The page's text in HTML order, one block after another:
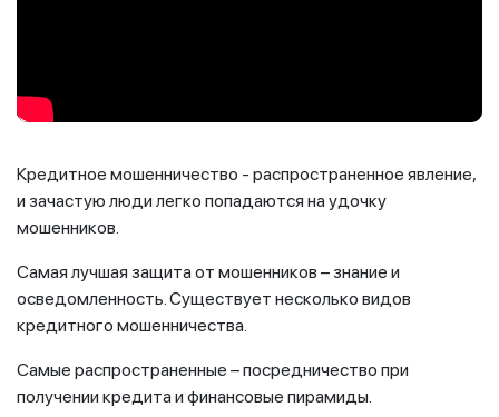
Кредитное мошенничество - распространенное явление,
и зачастую люди легко попадаются на удочку
мошенников.
Самая лучшая защита от мошенников – знание и
осведомленность. Существует несколько видов
кредитного мошенничества.
Самые распространенные – посредничество при
получении кредита и финансовые пирамиды.